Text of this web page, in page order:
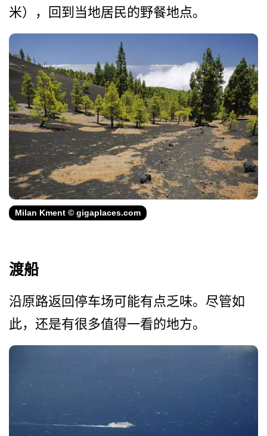
米），回到当地居民的野餐地点。
Milan Kment © gigaplaces.com
渡船
沿原路返回停车场可能有点乏­味。尽管如
此，还是有很多值得一看的地方。